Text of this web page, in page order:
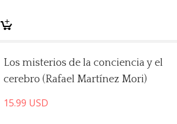
Los misterios de la conciencia y el
cerebro (Rafael Martínez Mori)
15.99 USD